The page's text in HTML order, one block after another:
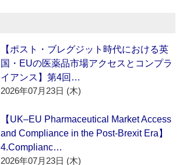
【ポスト・ブレグジット時代における英
国・EUの医薬品市場アクセスとコンプラ
イアンス】第4回…
2026年07月23日 (木)
【UK–EU Pharmaceutical Market Access
and Compliance in the Post-Brexit Era】
4.Complianc…
2026年07月23日 (木)